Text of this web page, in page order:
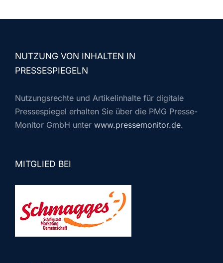
NUTZUNG VON INHALTEN IN
PRESSESPIEGELN
Nutzungsrechte und Artikelinhalte für digitale
Pressespiegel erhalten Sie über die PMG Presse-
Monitor GmbH unter www.pressemonitor.de.
MITGLIED BEI